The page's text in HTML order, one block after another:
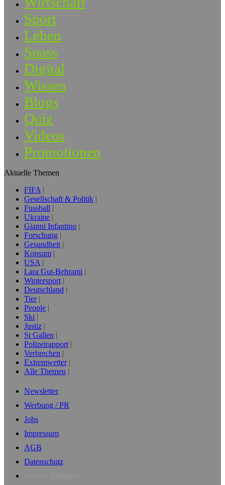
Sport
Leben
Spass
Digital
Wissen
Blogs
Quiz
Videos
Promotionen
Aktuelle Themen
FIFA
Gesellschaft & Politik
Fussball
Ukraine
Gianni Infantino
Forschung
Gesundheit
Konsum
USA
Lara Gut-Behrami
Wintersport
Deutschland
Tier
People
Ski
Justiz
St Gallen
Polizeirapport
Verbrechen
Extremwetter
Alle Themen
Newsletter
Werbung / PR
Jobs
Impressum
AGB
Datenschutz